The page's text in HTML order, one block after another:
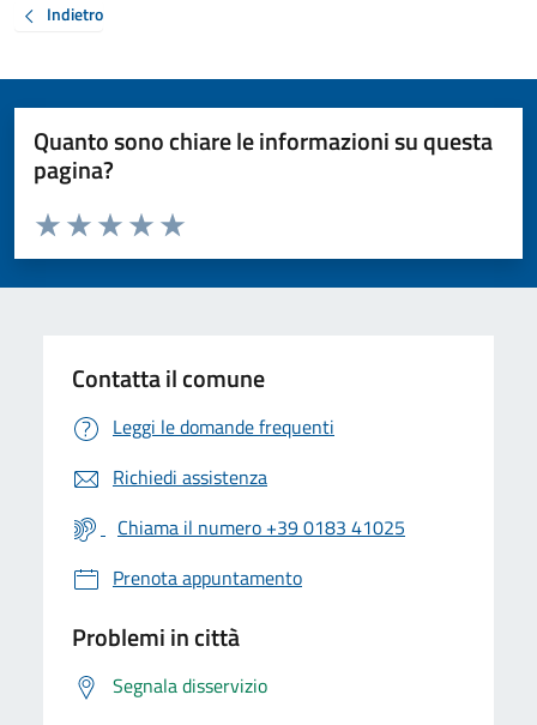
Indietro
Quanto sono chiare le informazioni su questa
pagina?
Valuta da 1 a 5 stelle la pagina
Valuta 5 stelle su 5
Valuta 4 stelle su 5
Valuta 3 stelle su 5
Valuta 2 stelle su 5
Valuta 1 stelle su 5
Contatta il comune
Leggi le domande frequenti
Richiedi assistenza
Chiama il numero +39 0183 41025
Prenota appuntamento
Problemi in città
Segnala disservizio